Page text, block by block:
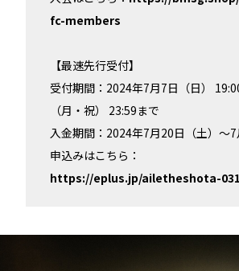
fc-members
【最速先行受付】
受付期間：2024年7月7日（日）
（月・祝） 23:59まで
入金期間：2024年7月20日（土）～7
申込みはこちら：
https://eplus.jp/ailetheshota-